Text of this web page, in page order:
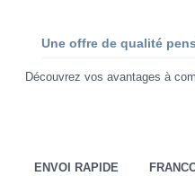
Une offre de qualité
Découvrez vos avantages à
ENVOI RAPIDE